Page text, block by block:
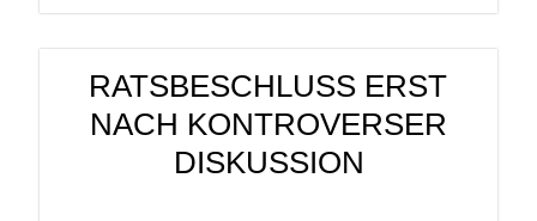
RATSBESCHLUSS ERST
NACH KONTROVERSER
DISKUSSION